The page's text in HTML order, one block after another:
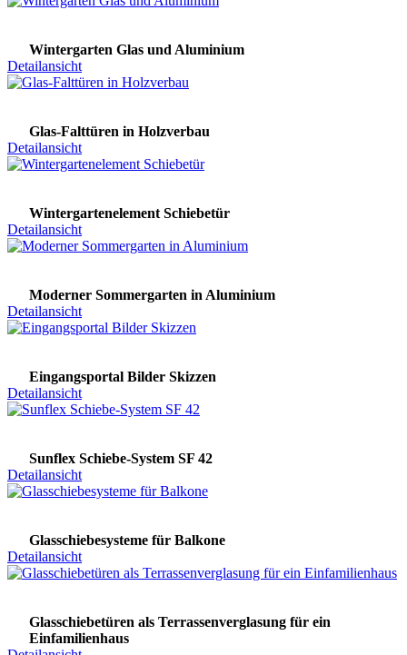
Wintergarten Glas und Aluminium
Detailansicht
Glas-Falttüren in Holzverbau
Detailansicht
Wintergartenelement Schiebetür
Detailansicht
Moderner Sommergarten in Aluminium
Detailansicht
Eingangsportal Bilder Skizzen
Detailansicht
Sunflex Schiebe-System SF 42
Detailansicht
Glasschiebesysteme für Balkone
Detailansicht
Glasschiebetüren als Terrassenverglasung für ein
Einfamilienhaus